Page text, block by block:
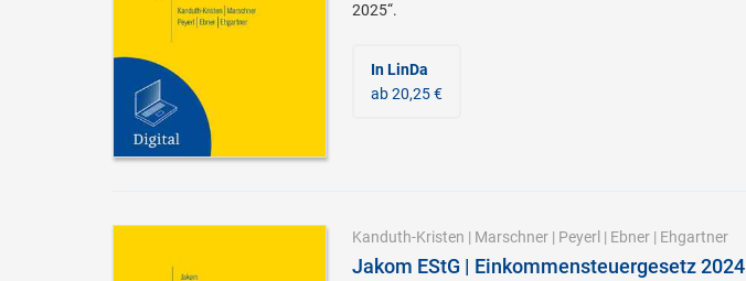
2025“.
In LinDa
ab 20,25 €
Kanduth-Kristen | Marschner| Peyerl | Ebner| Ehgartner
Jakom EStG | Einkommensteuergesetz 2024